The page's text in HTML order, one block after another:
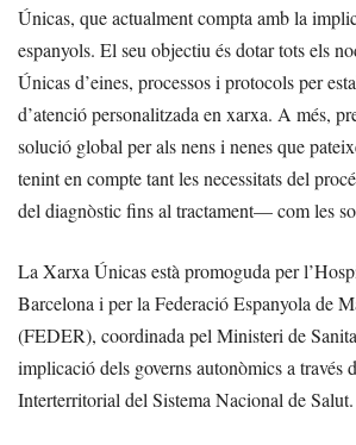
Únicas, que actualment compta amb la
espanyols. El seu objectiu és dotar tots els
Únicas d’eines, processos i protocols per
d’atenció personalitzada en xarxa. A més,
solució global per als nens i nenes que
tenint en compte tant les necessitats del
del diagnòstic fins al tractament— com les
La Xarxa Únicas està promoguda per
Barcelona i per la Federació Espanyola de
(FEDER), coordinada pel Ministeri de
implicació dels governs autonòmics a través
Interterritorial del Sistema Nacional de Salut.